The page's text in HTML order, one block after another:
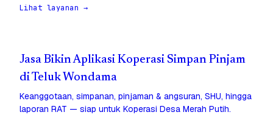
Lihat layanan →
Jasa Bikin Aplikasi Koperasi Simpan Pinjam
di Teluk Wondama
Keanggotaan, simpanan, pinjaman & angsuran, SHU, hingga
laporan RAT — siap untuk Koperasi Desa Merah Putih.